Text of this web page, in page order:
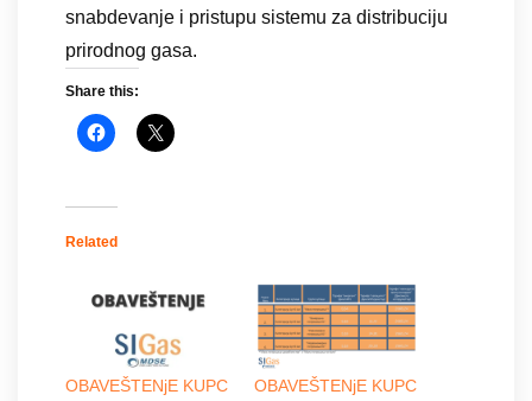
snabdevanje i pristupu sistemu za distribuciju
prirodnog gasa.
Share this:
Related
OBAVEŠTENjE KUPC
OBAVEŠTENjE KUPC